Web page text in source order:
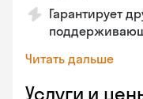
Гарантирует
Читать дальше
Услуги и